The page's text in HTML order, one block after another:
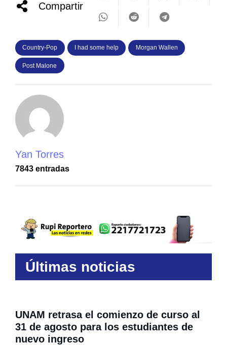
Compartir
Country-Pop I had some help Morgan Wallen
Post Malone
Yan Torres
7843 entradas
Últimas noticias
UNAM retrasa el comienzo de curso al
31 de agosto para los estudiantes de
nuevo ingreso